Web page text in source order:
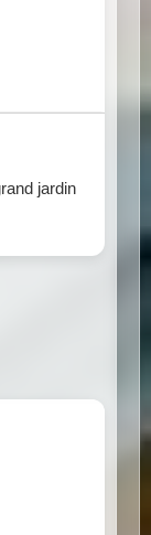
jardin